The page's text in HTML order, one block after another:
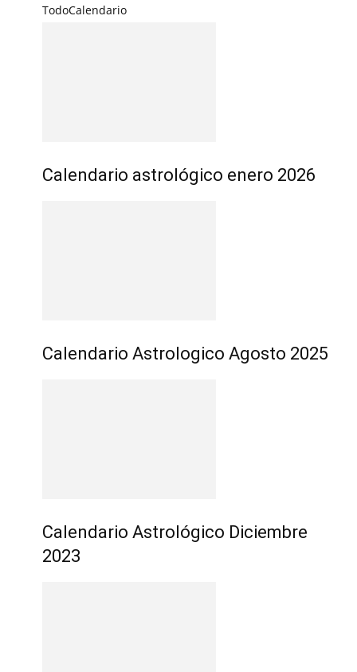
TodoCalendario
Calendario astrológico enero 2026
Calendario Astrologico Agosto 2025
Calendario Astrológico Diciembre
2023